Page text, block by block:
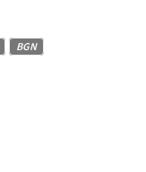
BGN